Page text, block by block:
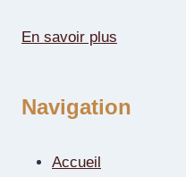
En savoir plus
Navigation
Accueil